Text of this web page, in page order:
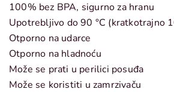
100% bez BPA, sigurno za hranu
Upotrebljivo do 90 °C (kratkotrajno
Otporno na udarce
Otporno na hladnoću
Može se prati u perilici posuđa
Može se koristiti u zamrzivaču